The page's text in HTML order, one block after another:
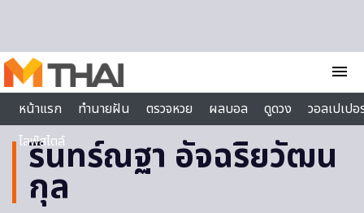
menu
หน้าแรก
ทำนายฝัน ตรวจหวย ผลบอล ดูดวง
วอลเปเป
ไลฟ์สไตล์
รินทร์ณฐา อัจฉริยวัฒน
กุล